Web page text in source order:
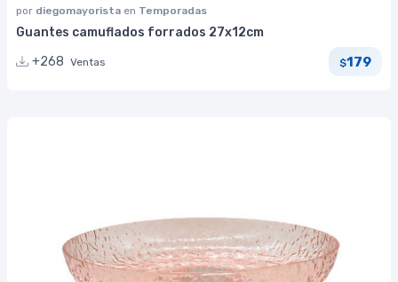
por diegomayorista en Temporadas
Guantes camuflados forrados 27x12cm
+268 Ventas $179